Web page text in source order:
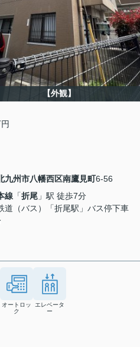
【外観】
九州市八幡西区南鷹見町6-56
線 「折尾 」駅 徒歩7分
道（バス）「折尾駅」バス停下車
オートロッ
ク
エレベータ
ー